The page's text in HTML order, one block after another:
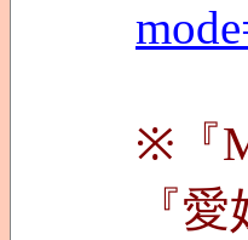
※『
『